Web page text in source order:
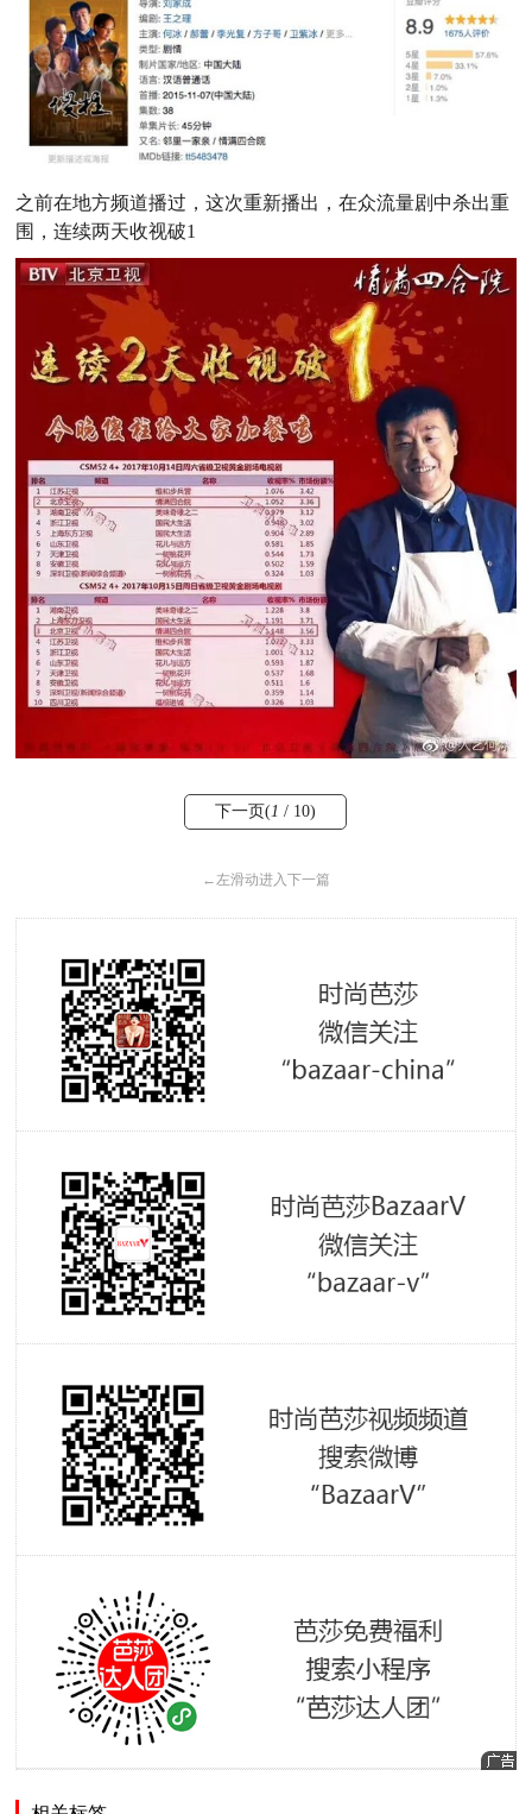
之前在地方频道播过，这次重新播出，在众流量剧中杀出重
围，连续两天收视破1
下一页(1 / 10)
←左滑动进入下一篇